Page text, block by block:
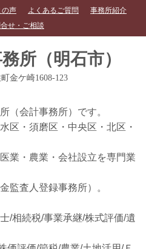
の声 よくあるご質問
事務所紹介
せ・ご相談
所（明石市）
金ケ崎1608-123
（会計事務所）です。
区・須磨区・中央区・北区・
業・農業・会社設立を専門業
監査人登録事務所）。
/相続税/事業承継/株式評価/遺